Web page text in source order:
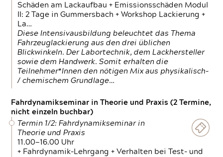
Schäden am Lackaufbau + Emissionsschäden Modul
II: 2 Tage in Gummersbach + Workshop Lackierung +
La…
Diese Intensivausbildung beleuchtet das Thema
Fahrzeuglackierung aus den drei üblichen
Blickwinkeln. Der Labortechnik, dem Lackhersteller
sowie dem Handwerk. Somit erhalten die
Teilnehmer*Innen den nötigen Mix aus physikalisch-
/ chemischem Grundlage…
Fahrdynamikseminar in Theorie und Praxis (2 Termine,
nicht einzeln buchbar)
Termin 1/2: Fahrdynamikseminar in
Theorie und Praxis
11.00—16.00 Uhr
+ Fahrdynamik-Lehrgang + Verhalten bei Test- und